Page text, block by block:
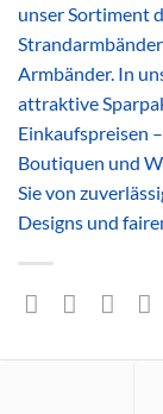
unser Sortiment
Armbänder. In
attraktive
Einkaufspreisen
Boutiquen und
Sie von
Designs und